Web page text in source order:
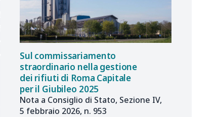
Sul commissariamento
straordinario nella gestione
dei rifiuti di Roma Capitale
per il Giubileo 2025
Nota a Consiglio di Stato, Sezione IV,
5 febbraio 2026, n. 953